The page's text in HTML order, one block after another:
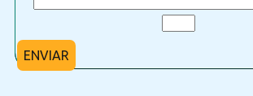
ENVIAR